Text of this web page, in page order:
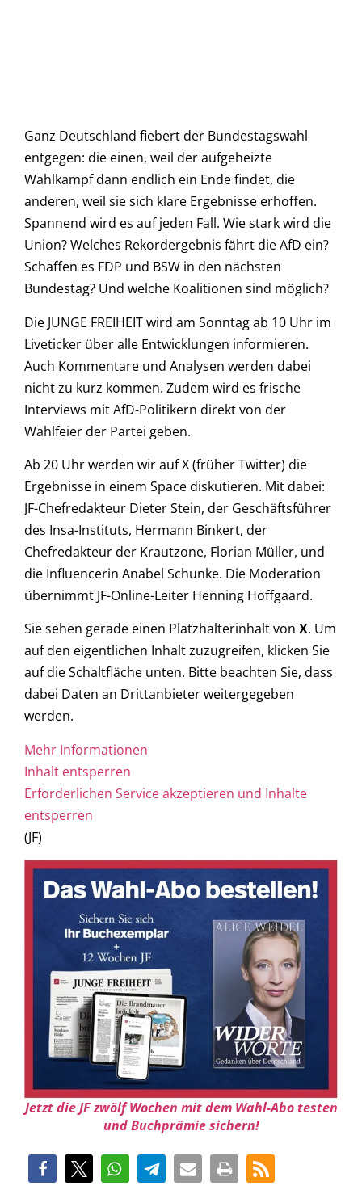
Ganz Deutschland fiebert der Bundestagswahl
entgegen: die einen, weil der aufgeheizte
Wahlkampf dann endlich ein Ende findet, die
anderen, weil sie sich klare Ergebnisse erhoffen.
Spannend wird es auf jeden Fall. Wie stark wird die
Union? Welches Rekordergebnis fährt die AfD ein?
Schaffen es FDP und BSW in den nächsten
Bundestag? Und welche Koalitionen sind möglich?
Die JUNGE FREIHEIT wird am Sonntag ab 10 Uhr im
Liveticker über alle Entwicklungen informieren.
Auch Kommentare und Analysen werden dabei
nicht zu kurz kommen. Zudem wird es frische
Interviews mit AfD-Politikern direkt von der
Wahlfeier der Partei geben.
Ab 20 Uhr werden wir auf X (früher Twitter) die
Ergebnisse in einem Space diskutieren. Mit dabei:
JF-Chefredakteur Dieter Stein, der Geschäftsführer
des Insa-Instituts, Hermann Binkert, der
Chefredakteur der Krautzone, Florian Müller, und
die Influencerin Anabel Schunke. Die Moderation
übernimmt JF-Online-Leiter Henning Hoffgaard.
Sie sehen gerade einen Platzhalterinhalt von X. Um
auf den eigentlichen Inhalt zuzugreifen, klicken Sie
auf die Schaltfläche unten. Bitte beachten Sie, dass
dabei Daten an Drittanbieter weitergegeben
werden.
Mehr Informationen
Inhalt entsperren
Erforderlichen Service akzeptieren und Inhalte
entsperren
(JF)
Jetzt die JF zwölf Wochen mit dem Wahl-Abo testen
und Buchprämie sichern!